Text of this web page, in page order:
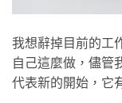
我想辭掉目前的工
自己這麼做，儘管
代表新的開始，它